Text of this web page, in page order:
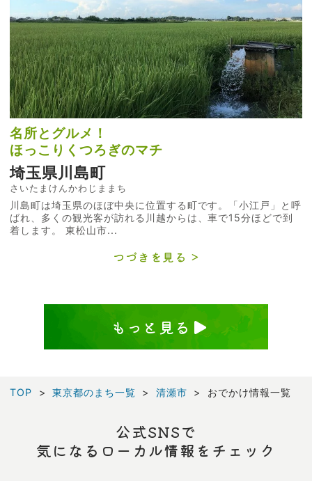
名所とグルメ！
ほっこりくつろぎのマチ
埼玉県川島町
さいたまけんかわじままち
川島町は埼玉県のほぼ中央に位置する町です。「小江戸」と呼
ばれ、多くの観光客が訪れる川越からは、車で15分ほどで到
着します。 東松山市...
つづきを見る
もっと見る
TOP 東京都のまち一覧 清瀬市 おでかけ情報一覧
公式SNSで
気になるローカル情報をチェック